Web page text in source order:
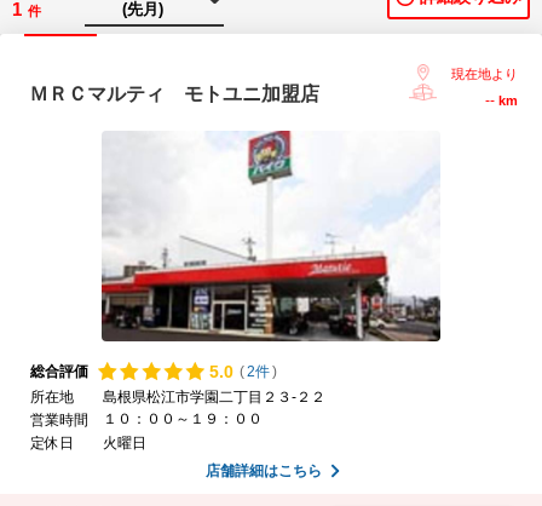
1 件
ＭＲＣマルティ モトユニ加盟店
現在地より
-- km
総合評価 5.0 (2件)
所在地
島根県松江市学園二丁目２３-２２
営業時間
１０：００～１９：００
定休日
火曜日
店舗詳細はこちら